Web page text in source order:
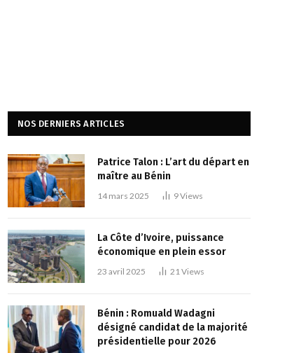
NOS DERNIERS ARTICLES
Patrice Talon : L’art du départ en
maître au Bénin
14 mars 2025 9Views
La Côte d’Ivoire, puissance
économique en plein essor
23 avril 2025 21Views
Bénin : Romuald Wadagni
désigné candidat de la majorité
présidentielle pour 2026